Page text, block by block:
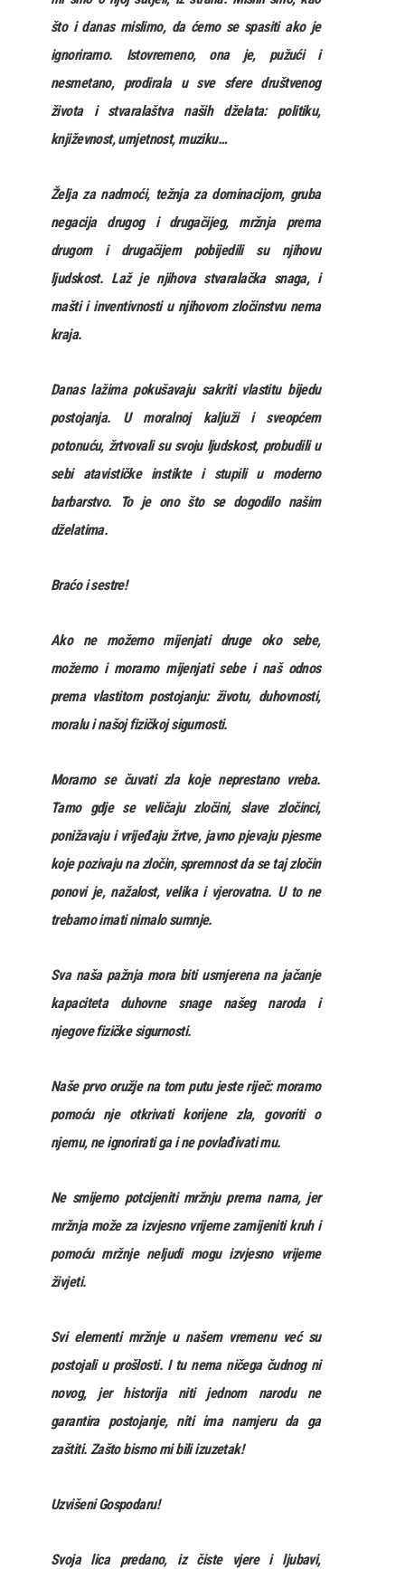
što i danas mislimo, da ćemo se spasiti ako je
ignoriramo. Istovremeno, ona je, pužući i
nesmetano, prodirala u sve sfere društvenog
života i stvaralaštva naših dželata: politiku,
književnost, umjetnost, muziku…
Želja za nadmoći, težnja za dominacijom, gruba
negacija drugog i drugačijeg, mržnja prema
drugom i drugačijem pobijedili su njihovu
ljudskost. Laž je njihova stvaralačka snaga, i
mašti i inventivnosti u njihovom zločinstvu nema
kraja.
Danas lažima pokušavaju sakriti vlastitu bijedu
postojanja. U moralnoj kaljuži i sveopćem
potonuću, žrtvovali su svoju ljudskost, probudili u
sebi atavističke instikte i stupili u moderno
barbarstvo. To je ono što se dogodilo našim
dželatima.
Braćo i sestre!
Ako ne možemo mijenjati druge oko sebe,
možemo i moramo mijenjati sebe i naš odnos
prema vlastitom postojanju: životu, duhovnosti,
moralu i našoj fizičkoj sigurnosti.
Moramo se čuvati zla koje neprestano vreba.
Tamo gdje se veličaju zločini, slave zločinci,
ponižavaju i vrijeđaju žrtve, javno pjevaju pjesme
koje pozivaju na zločin, spremnost da se taj zločin
ponovi je, nažalost, velika i vjerovatna. U to ne
trebamo imati nimalo sumnje.
Sva naša pažnja mora biti usmjerena na jačanje
kapaciteta duhovne snage našeg naroda i
njegove fizičke sigurnosti.
Naše prvo oružje na tom putu jeste riječ: moramo
pomoću nje otkrivati korijene zla, govoriti o
njemu, ne ignorirati ga i ne povlađivati mu.
Ne smijemo potcijeniti mržnju prema nama, jer
mržnja može za izvjesno vrijeme zamijeniti kruh i
pomoću mržnje neljudi mogu izvjesno vrijeme
živjeti.
Svi elementi mržnje u našem vremenu već su
postojali u prošlosti. I tu nema ničega čudnog ni
novog, jer historija niti jednom narodu ne
garantira postojanje, niti ima namjeru da ga
zaštiti. Zašto bismo mi bili izuzetak!
Uzvišeni Gospodaru!
Svoja lica predano, iz čiste vjere i ljubavi,